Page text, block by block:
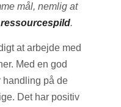
mål, nemlig at
ressourcespild.
at arbejde med
Med en god
handling på de
Det har positiv